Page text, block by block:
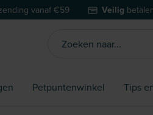
vanaf €59 Veilig
Petpuntenwinkel Tips